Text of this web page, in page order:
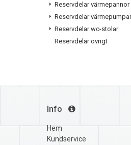
Reservdelar värmepannor
Reservdelar värmepumpar
Reservdelar wc-stolar
Reservdelar övrigt
Info
Hem
Kundservice